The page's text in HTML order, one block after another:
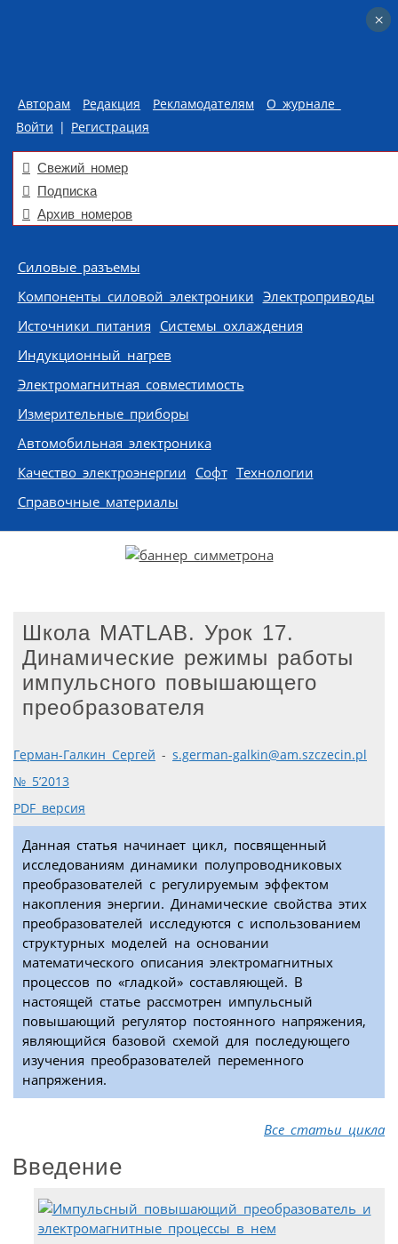
Авторам Редакция Рекламодателям
О журнале
Войти | Регистрация
Свежий номер
Подписка
Архив номеров
Skip to content
Силовые разъемы
Компоненты силовой электроники Электроприводы
Источники питания Системы охлаждения
Индукционный нагрев
Электромагнитная совместимость
Измерительные приборы
Автомобильная электроника
Качество электроэнергии Софт Технологии
Справочные материалы
Школа MATLAB. Урок 17.
Динамические режимы работы
импульсного повышающего
преобразователя
Герман-Галкин Сергей - s.german-galkin@am.szczecin.pl
№ 5’2013
PDF версия
Данная статья начинает цикл, посвященный
исследованиям динамики полупроводниковых
преобразователей с регулируемым эффектом
накопления энергии. Динамические свойства этих
преобразователей исследуются с использованием
структурных моделей на основании
математического описания электромагнитных
процессов по «гладкой» составляющей. В
настоящей статье рассмотрен импульсный
повышающий регулятор постоянного напряжения,
являющийся базовой схемой для последующего
изучения преобразователей переменного
напряжения.
Все статьи цикла
Введение
×
×